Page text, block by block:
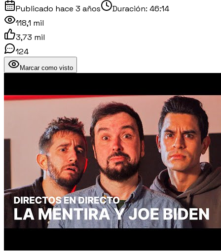
Publicado hace 3 años Duración: 46:14
118,1 mil
3,73 mil
124
Marcar como visto